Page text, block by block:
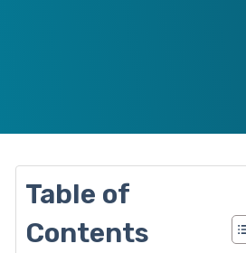
Table of
Contents